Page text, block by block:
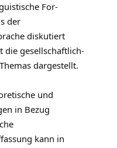
For-
der
diskutiert
die gesellschaftlich-
dargestellt.
und
in Bezug
kann in